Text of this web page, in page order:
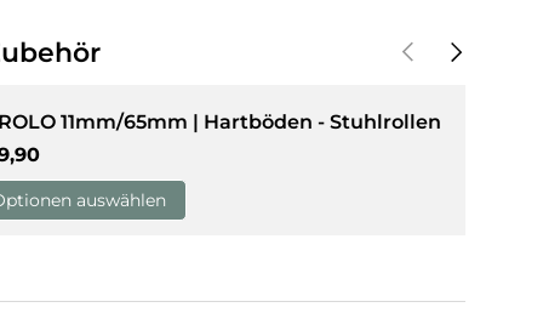
laden
VorherigeNächste
11mm/65mm | Hartböden - Stuhlrollen
Preis
auswählen